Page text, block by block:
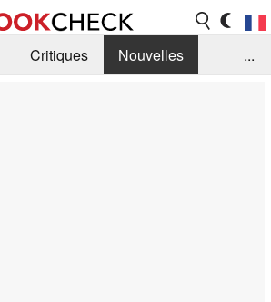
Critiques
Nouvelles
...